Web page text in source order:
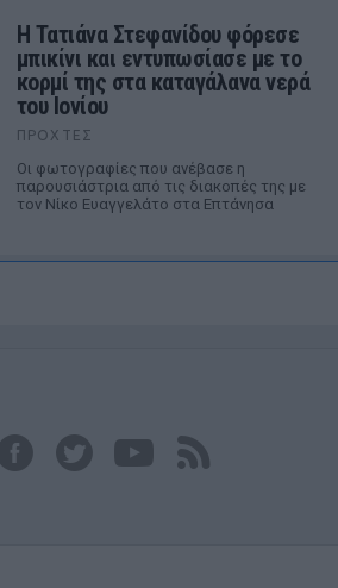
Η Τατιάνα Στεφανίδου φόρεσε
μπικίνι και εντυπωσίασε με το
κορμί της στα καταγάλανα νερά
του Ιονίου
ΠΡΟΧΤΈΣ
Οι φωτογραφίες που ανέβασε η
παρουσιάστρια από τις διακοπές της με
τον Νίκο Ευαγγελάτο στα Επτάνησα